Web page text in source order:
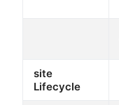
site
Lifecycle